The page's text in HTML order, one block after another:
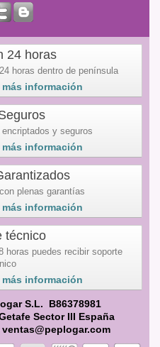
24 horas
horas dentro de península
información
y seguros
información
plenas garantías
información
técnico
horas puedes recibir soporte
información
S.L. B86378981
Sector III España
ventas@peplogar.com